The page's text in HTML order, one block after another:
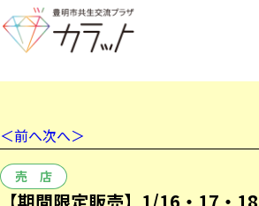
＜前へ次へ＞
売 店